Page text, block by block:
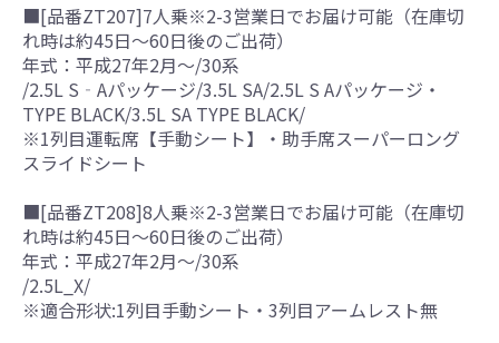
■[品番ZT207]7人乗※2-3営業日でお届け可能（在庫切
れ時は約45日～60日後のご出荷）
年式：平成27年2月～/30系
/2.5L S‐Aパッケージ/3.5L SA/2.5L S Aパッケージ・
TYPE BLACK/3.5L SA TYPE BLACK/
※1列目運転席【手動シート】・助手席スーパーロング
スライドシート
■[品番ZT208]8人乗※2-3営業日でお届け可能（在庫切
れ時は約45日～60日後のご出荷）
年式：平成27年2月～/30系
/2.5L_X/
※適合形状:1列目手動シート・3列目アームレスト無